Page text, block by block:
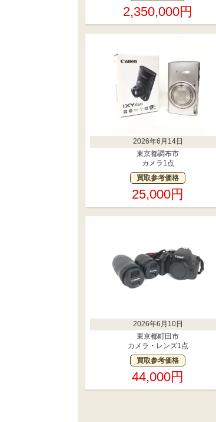
2,350,000円
2026年6月14日
東京都調布市
カメラ1点
買取参考価格
25,000円
2026年6月10日
東京都町田市
カメラ・レンズ1点
買取参考価格
44,000円